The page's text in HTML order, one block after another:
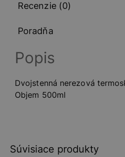
Recenzie (0)
Poradňa
Popis
Dvojstenná nerezová
Objem 500ml
Súvisiace produkty